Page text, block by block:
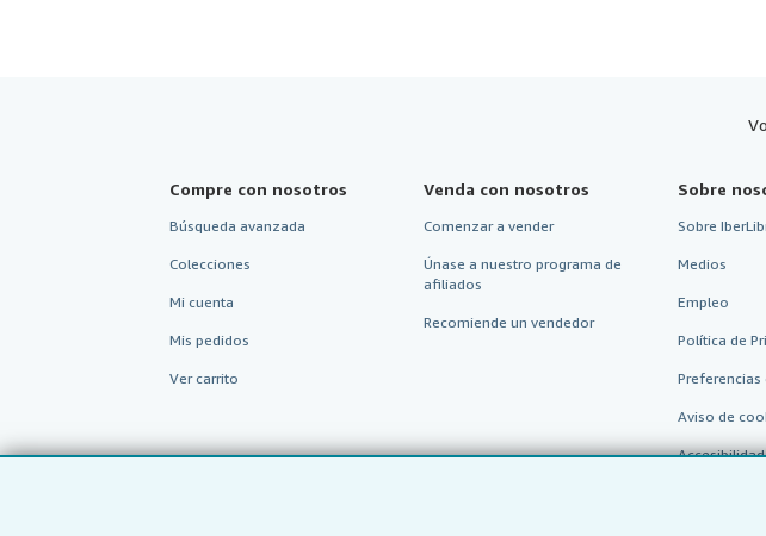
Compre con nosotros
Búsqueda avanzada
Colecciones
Mi cuenta
Mis pedidos
Ver carrito
Venda con nosotros
Comenzar a vender
Únase a nuestro programa de
afiliados
Recomiende un vendedor
Sobre
Sobre
Medios
Empleo
Política de
Preferencias
Aviso de
Accesibilidad